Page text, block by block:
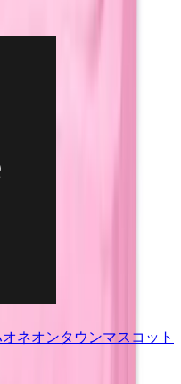
ネオンタウンマスコット